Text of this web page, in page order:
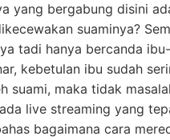
yang bergabung disini
suaminya?
tadi hanya bercanda
kebetulan ibu sudah
suami, maka tidak
live streaming yang
bagaimana cara